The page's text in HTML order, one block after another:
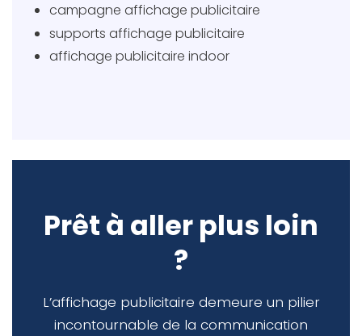
campagne affichage publicitaire
supports affichage publicitaire
affichage publicitaire indoor
Prêt à aller plus loin
?
L’affichage publicitaire demeure un pilier
incontournable de la communication